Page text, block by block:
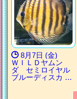
8月7日 (金)
ＷＩＬＤヤムン
ダ セミロイヤル
ブルーディスカ …